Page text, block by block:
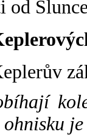
od
je